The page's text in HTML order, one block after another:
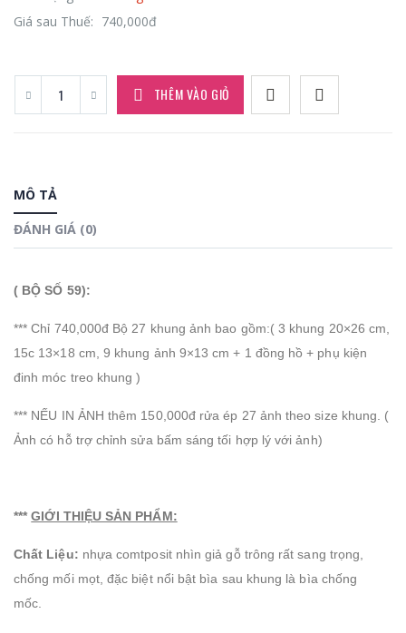
Giá sau Thuế: 740,000đ
THÊM VÀO GIỎ
MÔ TẢ
ĐÁNH GIÁ (0)
( BỘ SỐ 59):
*** Chỉ 740,000đ Bộ 27 khung ảnh bao gồm:( 3 khung 20×26 cm,
15c 13×18 cm, 9 khung ảnh 9×13 cm + 1 đồng hồ + phụ kiện
đinh móc treo khung )
*** NẾU IN ẢNH thêm 150,000đ rửa ép 27 ảnh theo size khung. (
Ảnh có hỗ trợ chỉnh sửa bấm sáng tối hợp lý với ảnh)
*** GIỚI THIỆU SẢN PHẨM:
Chất Liệu: nhựa comtposit nhìn giả gỗ trông rất sang trọng,
chống mối mọt, đặc biệt nổi bật bìa sau khung là bìa chống
mốc.